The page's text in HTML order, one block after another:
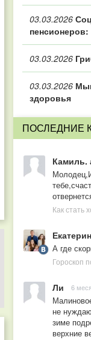
03.03.2026
03.03.2026
03.03.2026
здоровья
ПОСЛЕДНИЕ
Камиль.
Как стать
А где
Гороскоп
Ли 6
не
зиме
верхние